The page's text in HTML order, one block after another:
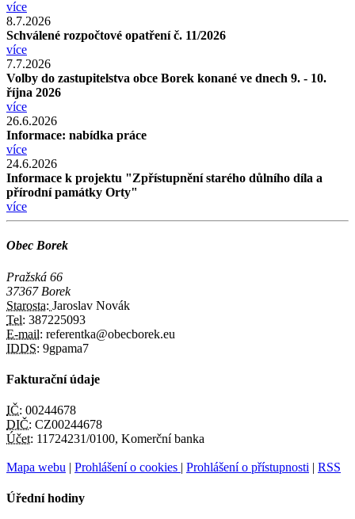
více
8.7.2026
Schválené rozpočtové opatření č. 11/2026
více
7.7.2026
Volby do zastupitelstva obce Borek konané ve dnech 9. - 10.
října 2026
více
26.6.2026
Informace: nabídka práce
více
24.6.2026
Informace k projektu "Zpřístupnění starého důlního díla a
přírodní památky Orty"
více
Obec Borek
Pražská 66
37367 Borek
Starosta: Jaroslav Novák
Tel: 387225093
E-mail: referentka@obecborek.eu
IDDS: 9gpama7
Fakturační údaje
IČ: 00244678
DIČ: CZ00244678
Účet: 11724231/0100, Komerční banka
Mapa webu | Prohlášení o cookies | Prohlášení o přístupnosti | RSS
Úřední hodiny